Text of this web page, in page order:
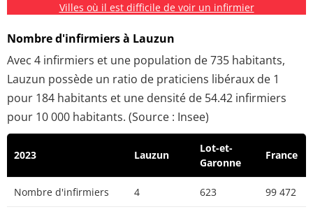
Villes où il est difficile de voir un infirmier
Nombre d'infirmiers à Lauzun
Avec 4 infirmiers et une population de 735 habitants,
Lauzun possède un ratio de praticiens libéraux de 1
pour 184 habitants et une densité de 54.42 infirmiers
pour 10 000 habitants. (Source : Insee)
2023 Lauzun
Lot-et-
Garonne
France
Nombre d'infirmiers 4 623 99 472